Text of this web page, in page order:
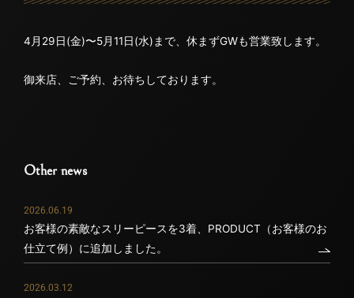
4月29日(金)〜5月11日(水)まで、休まずGWも営業致します。
御来店、ご予約、お待ちしております。
Other news
2026.06.19
お客様の素敵なスリーピースを3着、PRODUCT（お客様のお
仕立て例）に追加しました。
2026.03.12